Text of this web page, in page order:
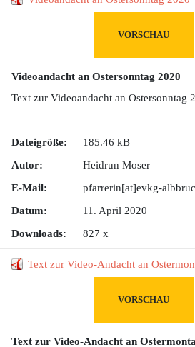
VORSCHAU
Videoandacht an Ostersonntag 2020
Text zur Videoandacht an Ostersonntag
Dateigröße:
185.46 kB
Autor:
Heidrun Moser
E-Mail:
pfarrerin[at]evkg-
Datum:
11. April 2020
Downloads:
827 x
Text zur Video-Andacht an
VORSCHAU
Text zur Video-Andacht an